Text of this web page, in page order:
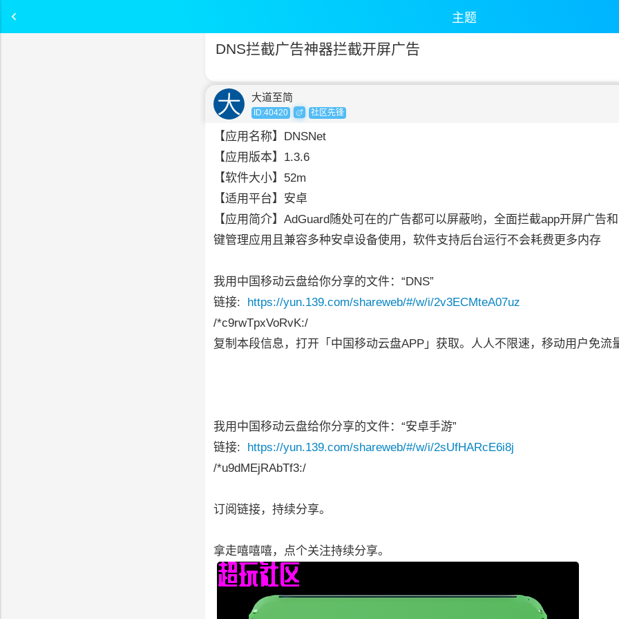
主题
DNS拦截广告神器拦截开屏广告
大道至简
ID:40420 社区先锋
【应用名称】DNSNet
【应用版本】1.3.6
【软件大小】52m
【适用平台】安卓
【应用简介】AdGuard随处可在的广告都可以屏蔽哟，全面拦截app开屏广告
键管理应用且兼容多种安卓设备使用，软件支持后台运行不会耗费更多内存
我用中国移动云盘给你分享的文件：“DNS”
链接: https://yun.139.com/shareweb/#/w/i/2v3ECMteA07uz
/*c9rwTpxVoRvK:/
复制本段信息，打开「中国移动云盘APP」获取。人人不限速，移动用户免流
我用中国移动云盘给你分享的文件：“安卓手游”
链接: https://yun.139.com/shareweb/#/w/i/2sUfHARcE6i8j
/*u9dMEjRAbTf3:/
订阅链接，持续分享。
拿走嘻嘻嘻，点个关注持续分享。